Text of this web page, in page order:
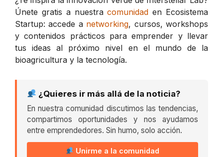
Únete gratis a nuestracomunidad en Ecosistema
Startup: accede a networking, cursos, workshops
y contenidos prácticos para emprender y llevar
tus ideas al próximo nivel en el mundo de la
bioagricultura y la tecnología.
¿Quieres ir más allá de la noticia?
En nuestra comunidad discutimos las tendencias,
compartimos oportunidades y nos ayudamos
entre emprendedores. Sin humo, solo acción.
Unirme a la comunidad